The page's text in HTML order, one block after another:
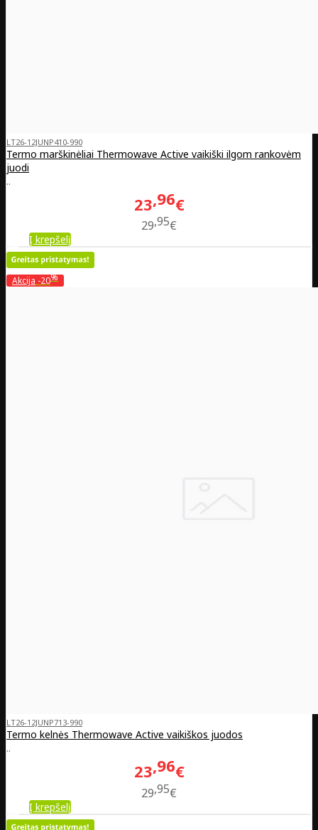
LT26-12JUNP410-990
Termo marškinėliai Thermowave Active vaikiški ilgom rankovėm
juodi
..
23 96€
29 95€
Į krepšelį
Akcija -20%
LT26-12JUNP713-990
Termo kelnės Thermowave Active vaikiškos juodos
..
23 96€
29 95€
Į krepšelį